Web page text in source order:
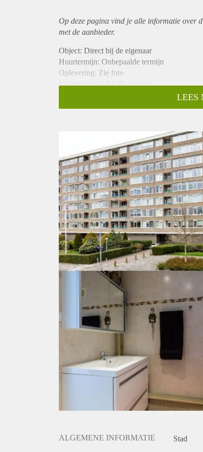
Op deze pagina vind je alle informatie over
met de aanbieder.
Object: Direct bij de eigenaar
Huurtermijn: Onbepaalde termijn
Oplevering: Zie foto
Inkomen eis:2,9 x Bruto huur
Borg: 1 Maand
Huisdieren toegestaan: Afhankelijk van de
Huurtoeslag grens: Nee
Geschikt voor studenten: Afhankelijk van de
LEES
ALGEMENE INFORMATIE Stad